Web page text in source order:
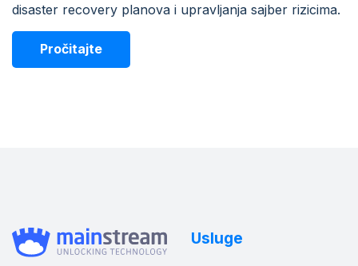
disaster recovery planova i upravljanja sajber rizicima.
Pročitajte
Usluge